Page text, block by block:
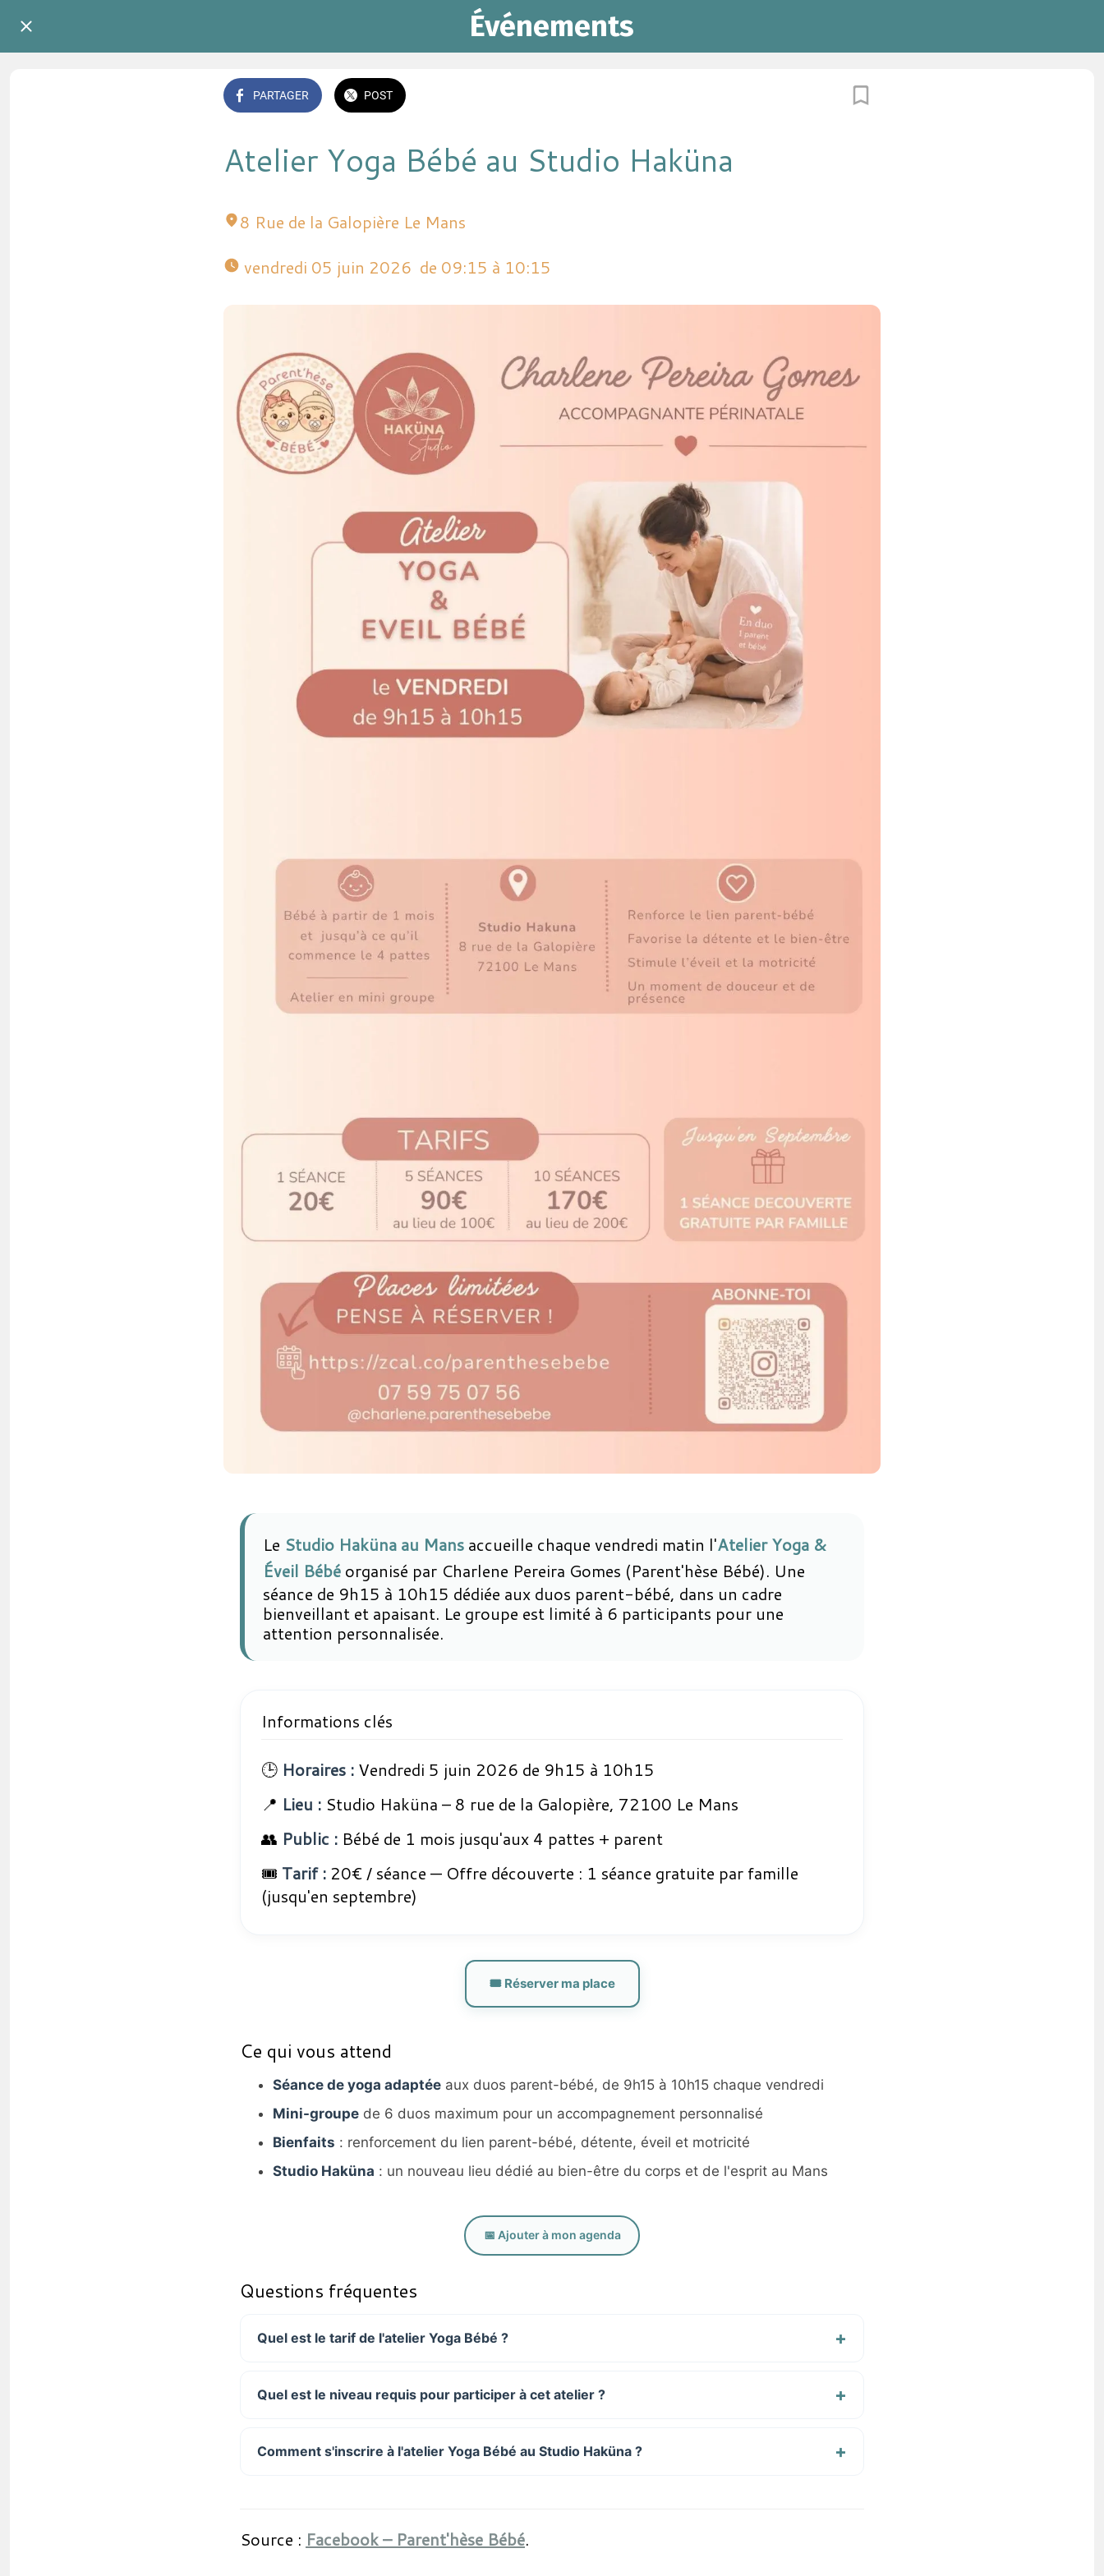
Événements
PARTAGER POST
Atelier Yoga Bébé au Studio Haküna
8 Rue de la Galopière Le Mans
vendredi 05 juin 2026  de 09:15 à 10:15
Le Studio Haküna au Mans accueille chaque vendredi matin l'Atelier Yoga &
Éveil Bébé organisé par Charlene Pereira Gomes (Parent'hèse Bébé). Une
séance de 9h15 à 10h15 dédiée aux duos parent-bébé, dans un cadre
bienveillant et apaisant. Le groupe est limité à 6 participants pour une
attention personnalisée.
Informations clés
🕒 Horaires : Vendredi 5 juin 2026 de 9h15 à 10h15
📍 Lieu : Studio Haküna – 8 rue de la Galopière, 72100 Le Mans
👥 Public : Bébé de 1 mois jusqu'aux 4 pattes + parent
🎟️ Tarif : 20€ / séance — Offre découverte : 1 séance gratuite par famille
(jusqu'en septembre)
🎟️ Réserver ma place
Ce qui vous attend
Séance de yoga adaptée aux duos parent-bébé, de 9h15 à 10h15 chaque vendredi
Mini-groupe de 6 duos maximum pour un accompagnement personnalisé
Bienfaits : renforcement du lien parent-bébé, détente, éveil et motricité
Studio Haküna : un nouveau lieu dédié au bien-être du corps et de l'esprit au Mans
📅 Ajouter à mon agenda
Questions fréquentes
Quel est le tarif de l'atelier Yoga Bébé ?
Quel est le niveau requis pour participer à cet atelier ?
Comment s'inscrire à l'atelier Yoga Bébé au Studio Haküna ?
Source : Facebook – Parent'hèse Bébé.